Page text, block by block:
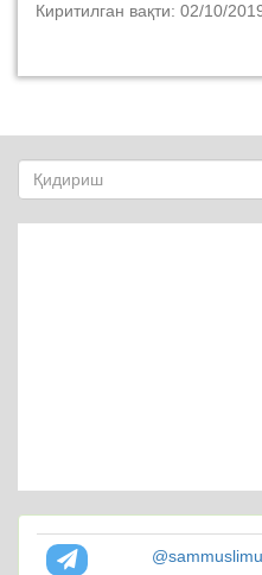
Киритилган вақти: 02/10/